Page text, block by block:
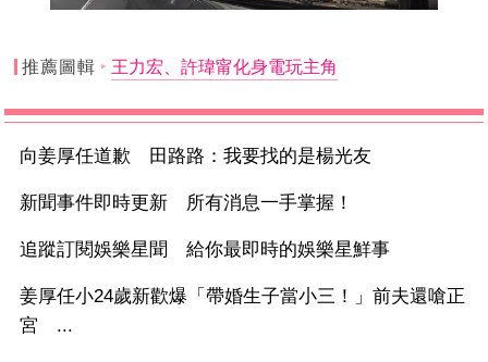
推薦圖輯 王力宏、許瑋甯化身電玩主角
向姜厚任道歉 田路路：我要找的是楊光友
新聞事件即時更新 所有消息一手掌握！
追蹤訂閱娛樂星聞 給你最即時的娛樂星鮮事
姜厚任小24歲新歡爆「帶婚生子當小三！」前夫還嗆正
宮 ...